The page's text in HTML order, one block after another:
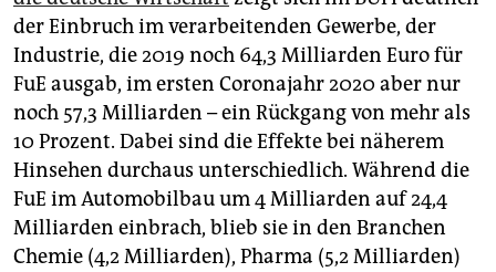
der Einbruch im verarbeitenden Gewerbe, der
Industrie, die 2019 noch 64,3 Milliarden Euro für
FuE ausgab, im ersten Coronajahr 2020 aber nur
noch 57,3 Milliarden – ein Rückgang von mehr als
10 Prozent. Dabei sind die Effekte bei näherem
Hinsehen durchaus unterschiedlich. Während die
FuE im Automobilbau um 4 Milliarden auf 24,4
Milliarden einbrach, blieb sie in den Branchen
Chemie (4,2 Milliarden), Pharma (5,2 Milliarden)